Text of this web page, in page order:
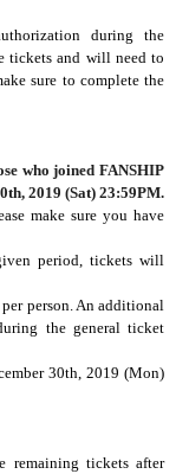
during the
tickets and will need to
sure to complete the
who joined FANSHIP
2019 (Sat) 23:59PM.
make sure you have
period, tickets will
person. An additional
the general ticket
30th, 2019 (Mon)
remaining tickets after